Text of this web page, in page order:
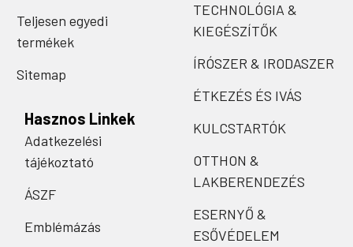
Teljesen egyedi
termékek
Sitemap
Hasznos Linkek
Adatkezelési
tájékoztató
ÁSZF
Emblémázás
TECHNOLÓGIA &
KIEGÉSZÍTŐK
ÍRÓSZER & IRODASZER
ÉTKEZÉS ÉS IVÁS
KULCSTARTÓK
OTTHON &
LAKBERENDEZÉS
ESERNYŐ &
ESŐVÉDELEM